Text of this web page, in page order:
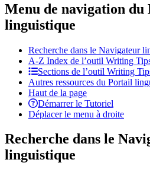
Menu de navigation du
linguistique
Recherche dans le Navigateur
A-Z Index de l’outil Writing
Sections de l’outil Writing
Autres ressources du Portail
Haut de la page
Démarrer le Tutoriel
Déplacer le menu à droite
Recherche dans le
linguistique